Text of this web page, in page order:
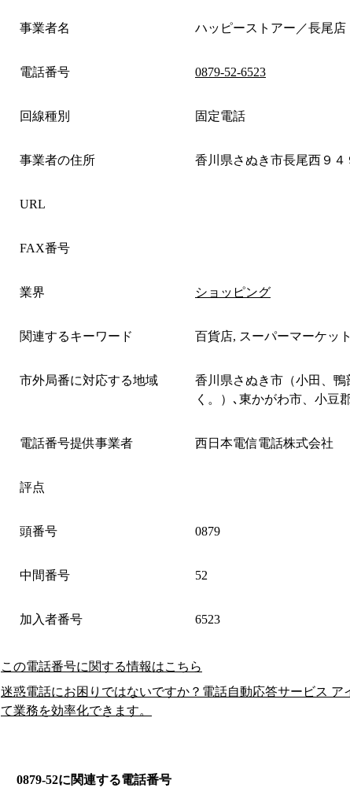
事業者名 ハッピーストアー／長尾店
電話番号 0879-52-6523
回線種別 固定電話
事業者の住所 香川県さぬき市長尾西９４
URL
FAX番号
業界 ショッピング
関連するキーワード 百貨店, スーパーマーケット
市外局番に対応する地域
香川県さぬき市（小田、
く。）､東かがわ市、小豆
電話番号提供事業者 西日本電信電話株式会社
評点
頭番号 0879
中間番号 52
加入者番号 6523
この電話番号に関する情報はこちら
迷惑電話にお困りではないですか？電話自動応答サービス ア
て業務を効率化できます。
0879-52に関連する電話番号